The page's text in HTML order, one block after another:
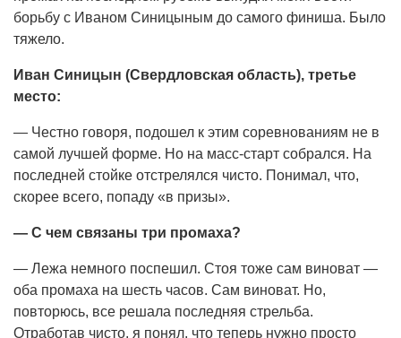
борьбу с Иваном Синицыным до самого финиша. Было
тяжело.
Иван Синицын (Свердловская область), третье
место:
— Честно говоря, подошел к этим соревнованиям не в
самой лучшей форме. Но на масс-старт собрался. На
последней стойке отстрелялся чисто. Понимал, что,
скорее всего, попаду «в призы».
— С чем связаны три промаха?
— Лежа немного поспешил. Стоя тоже сам виноват —
оба промаха на шесть часов. Сам виноват. Но,
повторюсь, все решала последняя стрельба.
Отработав чисто, я понял, что теперь нужно просто